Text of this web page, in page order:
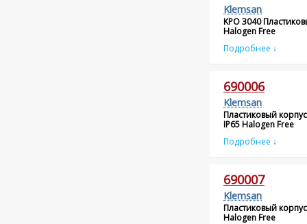
Klemsan
KPO 3040
Halogen Free
Подробнее ↓
690006
Klemsan
Пластиковый
IP65 Halogen Free
Подробнее ↓
690007
Klemsan
Пластиковый
Halogen Free